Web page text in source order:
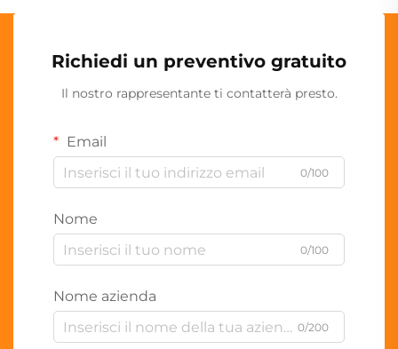
Richiedi un preventivo gratuito
Il nostro rappresentante ti contatterà presto.
Email
0/100
Nome
0/100
Nome azienda
0/200